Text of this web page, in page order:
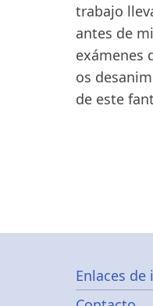
trabajo
antes de
exámenes
os
de este
Enlaces de